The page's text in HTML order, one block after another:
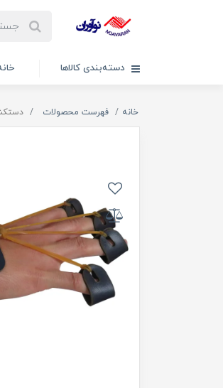
دسته‌بندی کالاها
خانه فهرست محصولات